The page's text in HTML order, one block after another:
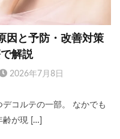
因と予防・改善対策
解説
2026年7月8日
コルテの一部。 なかでも
齢が現 […]